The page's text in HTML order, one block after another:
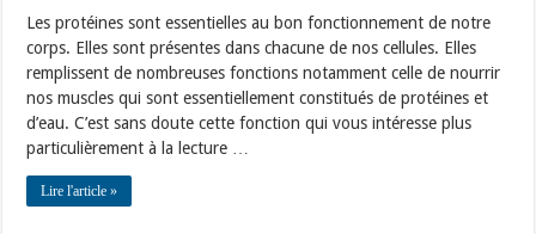
Les protéines sont essentielles au bon fonctionnement de notre
corps. Elles sont présentes dans chacune de nos cellules. Elles
remplissent de nombreuses fonctions notamment celle de nourrir
nos muscles qui sont essentiellement constitués de protéines et
d’eau. C’est sans doute cette fonction qui vous intéresse plus
particulièrement à la lecture …
Lire l'article »